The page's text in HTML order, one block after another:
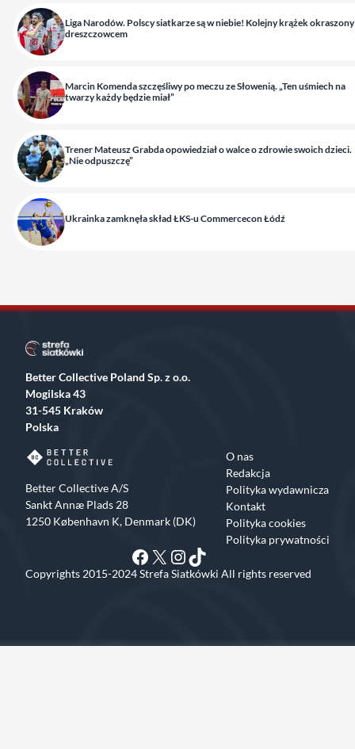
Liga Narodów. Polscy siatkarze są w niebie! Kolejny krążek okraszony
dreszczowcem
Marcin Komenda szczęśliwy po meczu ze Słowenią. „Ten uśmiech na
twarzy każdy będzie miał”
Trener Mateusz Grabda opowiedział o walce o zdrowie swoich dzieci.
„Nie odpuszczę”
Ukrainka zamknęła skład ŁKS-u Commercecon Łódź
Better Collective Poland Sp. z o.o.
Mogilska 43
31-545 Kraków
Polska
Better Collective A/S
Sankt Annæ Plads 28
1250 København K, Denmark (DK)
O nas
Redakcja
Polityka wydawnicza
Kontakt
Polityka cookies
Polityka prywatności
Facebook
X Instagram
TikTok
Copyrights 2015-2024 Strefa Siatkówki All rights reserved